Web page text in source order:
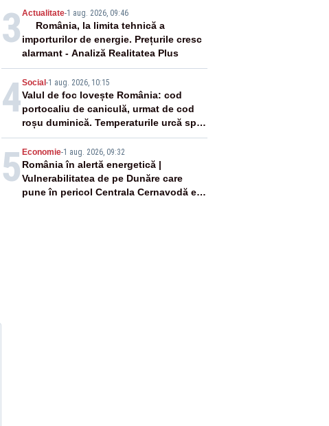
3 Actualitate-1 aug. 2026, 09:46
România, la limita tehnică a
importurilor de energie. Prețurile cresc
alarmant - Analiză Realitatea Plus
4Social -1 aug. 2026, 10:15
Valul de foc lovește România: cod
portocaliu de caniculă, urmat de cod
roșu duminică. Temperaturile urcă spre
40°C
5 Economie-1 aug. 2026, 09:32
România în alertă energetică |
Vulnerabilitatea de pe Dunăre care
pune în pericol Centrala Cernavodă era